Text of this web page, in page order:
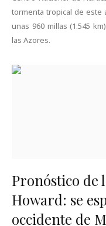
tormenta tropical de este
unas 960 millas (1.545
las Azores.
Pronóstico de
Howard: se
occidente de